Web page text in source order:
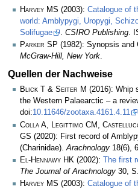
Harvey MS (2003): Catalogue of
world: Amblypygi, Uropygi,
Solifugae
. CSIRO Publishing.
Parker SP (1982): Synopsis and
McGraw-Hill, New York.
Quellen der Nachweise
Blick T & Seiter M (2016): Whip
the Western Palaearctic – a
doi:10.11646/zootaxa.4161.4.11
Colla A, Legittimo CM,
GS (2020): First record of
(Charinidae). Arachnology 18(6),
El-Hennawy HK (2002): The first
The Journal of Arachnology 30,
Harvey MS (2003): Catalogue of